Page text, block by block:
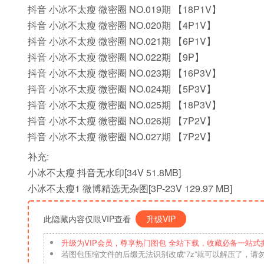
抖音 小冰不太瘦 微密圈 NO.019期 【18P1V】
抖音 小冰不太瘦 微密圈 NO.020期 【4P1V】
抖音 小冰不太瘦 微密圈 NO.021期 【6P1V】
抖音 小冰不太瘦 微密圈 NO.022期 【9P】
抖音 小冰不太瘦 微密圈 NO.023期 【16P3V】
抖音 小冰不太瘦 微密圈 NO.024期 【5P3V】
抖音 小冰不太瘦 微密圈 NO.025期 【18P3V】
抖音 小冰不太瘦 微密圈 NO.026期 【7P2V】
抖音 小冰不太瘦 微密圈 NO.027期 【7P2V】
补充:
小冰不太瘦 抖音无水印[34V 51.8MB]
小冰不太瘦1 微博精选无杂图[3P-23V 129.97 MB]
此隐藏内容仅限VIP查看 升级VIP
升级为VIP会员，尊享热门图包 全站下载，收藏必备一站式
若图包压缩文件的后缀无法识别改成“7z”就可以解压了，请